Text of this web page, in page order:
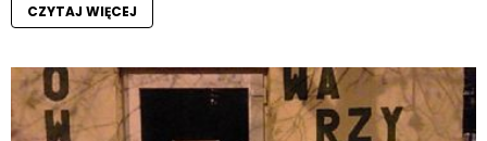
CZYTAJ WIĘCEJ